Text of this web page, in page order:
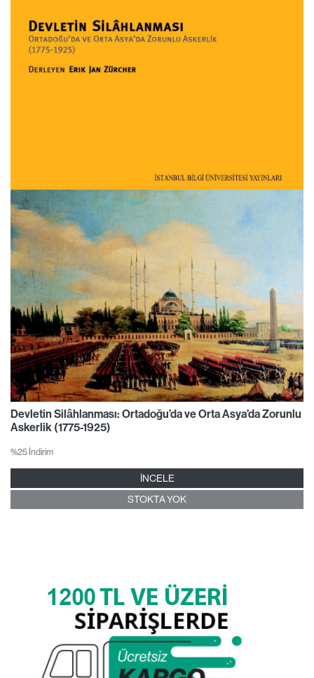
Devletin Silâhlanması: Ortadoğu’da ve Orta Asya’da Zorunlu
Askerlik (1775-1925)
%25 İndirim
İNCELE
STOKTA YOK